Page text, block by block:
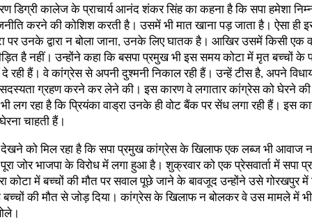
डिग्री कालेज के प्राचार्य आनंद शंकर सिंह का कहना है कि सपा हमेशा
करने की कोशिश करती है। उसमें भी मात खाना पड़ जाता है। ऐसा ही
पर उनके द्वारा न बोला जाना, उनके लिए घातक है। आखिर उसमें किसी एक
है नहीं। उन्होंने कहा कि बसपा प्रमुख भी इस समय कोटा में मृत बच्चों के
दे रही हैं। वे कांग्रेस से अपनी दुश्मनी निकाल रही हैं। उन्हें टीस है, अपने
ग्रहण करने कर लेने की। इस कारण वे लगातार कांग्रेस को घेरने की
लग रहा है कि प्रियंका वाड्रा उनके ही वोट बैंक पर सेंध लगा रही हैं। इस
चाहती हैं।
को मिल रहा है कि सपा प्रमुख कांग्रेस के खिलाफ एक लब्ज भी आवाज
जोर भाजपा के विरोध में लगा हुआ है। शुक्रवार को एक प्रेसवार्ता में सपा
कोटा में बच्चों की मौत पर सवाल पूछे जाने के बावजूद उन्होंने उसे गोरखपुर में
बच्चों की मौत से जोड़ दिया। कांग्रेस के खिलाफ न बोलकर वे उस मामले में